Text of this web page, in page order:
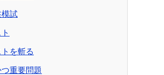
試
を斬る
重要問題